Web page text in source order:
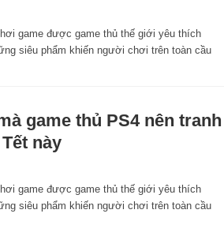
game được game thủ thế giới yêu thích
siêu phẩm khiến người chơi trên toàn cầu
game thủ PS4 nên tranh
này
game được game thủ thế giới yêu thích
siêu phẩm khiến người chơi trên toàn cầu